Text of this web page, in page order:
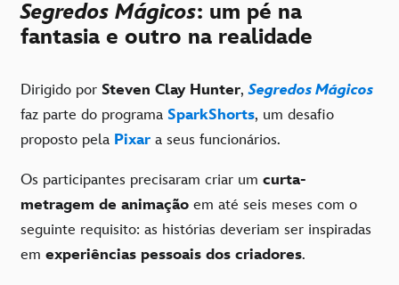
Segredos Mágicos: um pé na
fantasia e outro na realidade
Dirigido por Steven Clay Hunter,Segredos Mágicos
faz parte do programa SparkShorts, um desafio
proposto pela Pixar a seus funcionários.
Os participantes precisaram criar um curta-
metragem de animação em até seis meses com o
seguinte requisito: as histórias deveriam ser inspiradas
em experiências pessoais dos criadores.